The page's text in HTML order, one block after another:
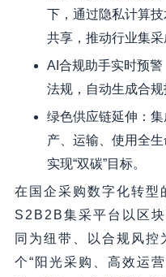
下，通过隐私计算
共享，推动行业集采
AI合规助手实时预
法规，自动生成合
绿色供应链延伸：
产、运输、使用全
实现“双碳”目标。
在国企采购数字化转型
S2B2B集采平台以区
同为纽带、以合规风控
个“阳光采购、高效运